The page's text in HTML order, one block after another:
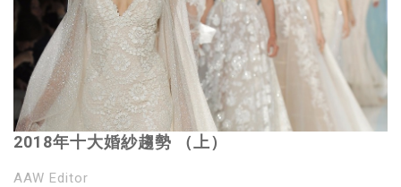
2018年十大婚紗趨勢 （上）
AAW Editor